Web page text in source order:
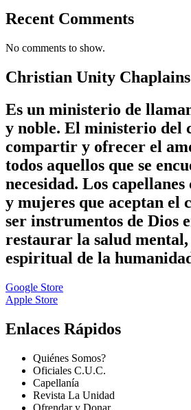
Recent Comments
No comments to show.
Christian Unity
Es un ministerio de
y noble. El ministerio del
compartir y ofrecer el
todos aquellos que se
necesidad. Los
y mujeres que aceptan el
ser instrumentos de Dios
restaurar la salud
espiritual de la
Google Store
Apple Store
Enlaces Rápidos
Quiénes Somos?
Oficiales C.U.C.
Capellanía
Revista La Unidad
Ofrendar y Donar